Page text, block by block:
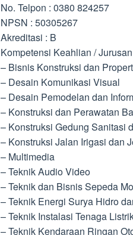
No. Telpon : 0380 824257
NPSN : 50305267
Akreditasi : B
Kompetensi Keahlian /
– Bisnis Konstruksi dan
– Desain Komunikasi Visual
– Desain Pemodelan dan
– Konstruksi dan Perawatan
– Konstruksi Gedung Sanitasi
– Konstruksi Jalan Irigasi dan
– Multimedia
– Teknik Audio Video
– Teknik dan Bisnis Sepeda
– Teknik Energi Surya Hidro
– Teknik Instalasi Tenaga
– Teknik Kendaraan Ringan